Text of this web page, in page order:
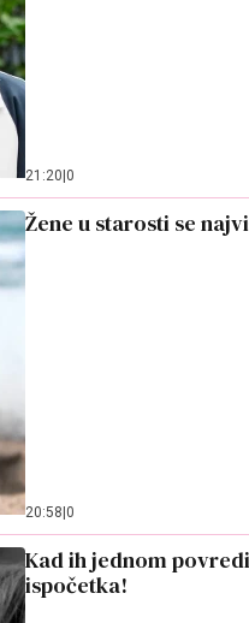
21:20 0
Žene u starosti se
20:58 0
Kad ih jednom
ispočetka!